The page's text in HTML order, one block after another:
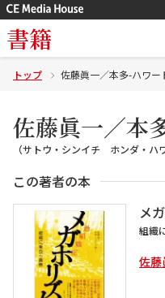
書籍
トップ 佐藤眞一／本多-ハワー
佐藤眞一／本
（サトウ・シンイチ ホンダ・ハ
この著者の本
メ
組織
佐藤